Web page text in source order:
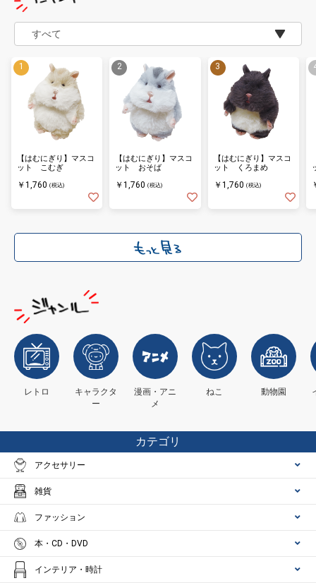
【はむにぎり】マスコ
ット こむぎ
￥1,760 (税込)
【はむにぎり】マスコ
ット おそば
￥1,760 (税込)
【はむにぎり】マスコ
ット くろまめ
￥1,760 (税込)
レトロ
キャラクタ
ー
漫画・アニ
メ
ねこ 動物園
カテゴリ
アクセサリー
雑貨
ファッション
本・CD・DVD
インテリア・時計